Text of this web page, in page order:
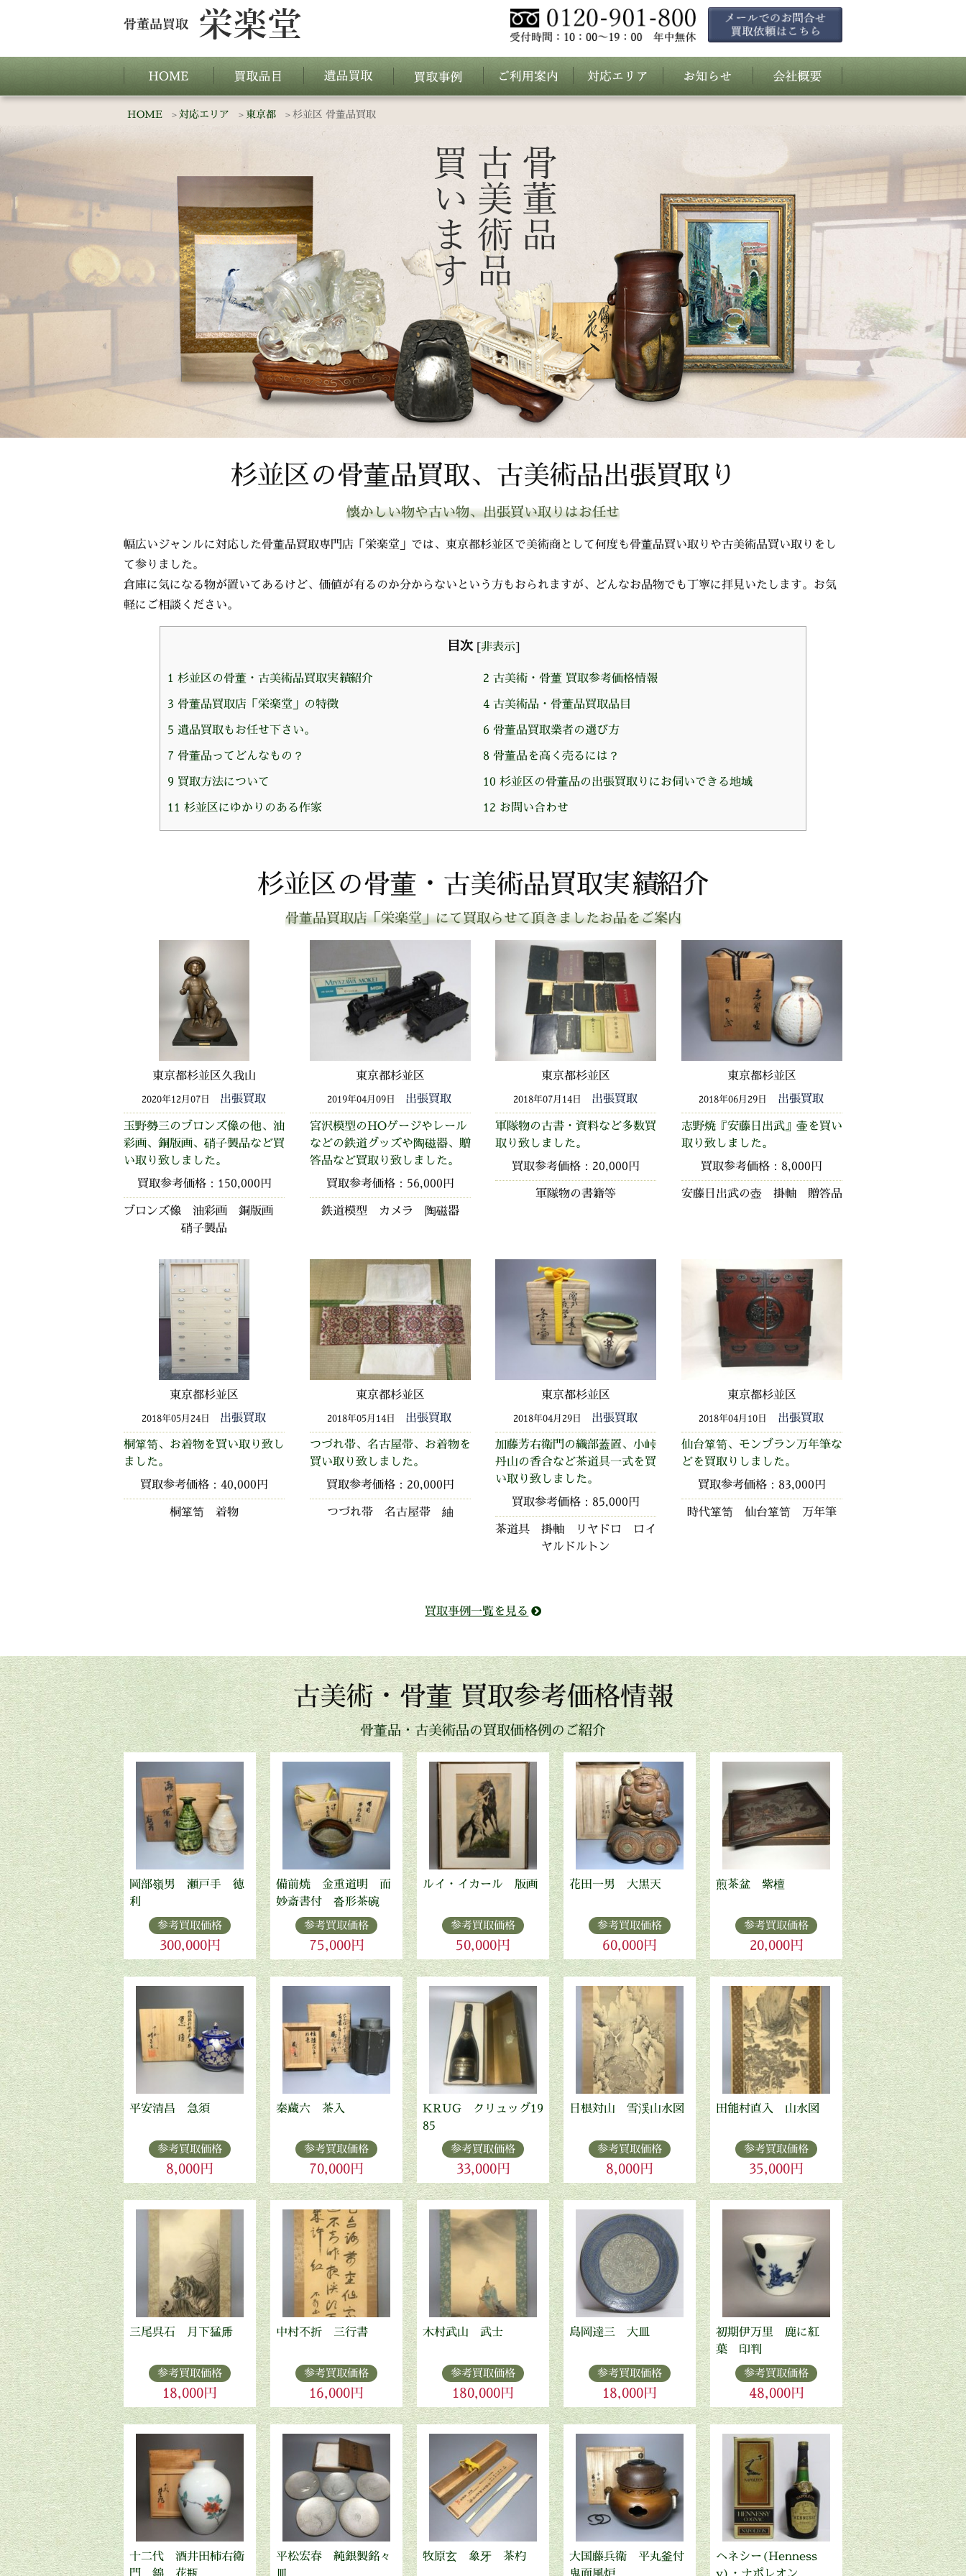
HOME 対応エリア 東京都 杉並区 骨董品買取
杉並区の骨董品買取、古美術品出張買取り
懐かしい物や古い物、出張買い取りはお任せ
幅広いジャンルに対応した骨董品買取専門店「栄楽堂」では、東京都杉並区で美術商として何度も骨董品買い取りや古美術品買い取りをし
て参りました。
倉庫に気になる物が置いてあるけど、価値が有るのか分からないという方もおられますが、どんなお品物でも丁寧に拝見いたします。お気
軽にご相談ください。
目次 [非表示]
1 杉並区の骨董・古美術品買取実績紹介 2 古美術・骨董 買取参考価格情報
3 骨董品買取店「栄楽堂」の特徴 4古美術品・骨董品買取品目
5 遺品買取もお任せ下さい。 6 骨董品買取業者の選び方
7 骨董品ってどんなもの？ 8骨董品を高く売るには？
9 買取方法について 10 杉並区の骨董品の出張買取りにお伺いできる地域
11 杉並区にゆかりのある作家 12 お問い合わせ
杉並区の骨董・古美術品買取実績紹介
骨董品買取店「栄楽堂」にて買取らせて頂きましたお品をご案内
東京都杉並区久我山
2020年12月07日
出張買取
玉野勢三のブロンズ像の他、油
彩画、銅版画、硝子製品など買
い取り致しました。
買取参考価格：150,000円
ブロンズ像 油彩画 銅版画
硝子製品
東京都杉並区
2019年04月09日
出張買取
宮沢模型のHOゲージやレール
などの鉄道グッズや陶磁器、贈
答品など買取り致しました。
買取参考価格：56,000円
鉄道模型 カメラ 陶磁器
東京都杉並区
2018年07月14日
出張買取
軍隊物の古書・資料など多数買
取り致しました。
買取参考価格：20,000円
軍隊物の書籍等
東京都杉並区
2018年06月29日
出張買取
志野焼『安藤日出武』壷を買い
取り致しました。
買取参考価格：8,000円
安藤日出武の壺 掛軸 贈答品
東京都杉並区
2018年05月24日
出張買取
桐箪笥、お着物を買い取り致し
ました。
買取参考価格：40,000円
桐箪笥 着物
東京都杉並区
2018年05月14日
出張買取
つづれ帯、名古屋帯、お着物を
買い取り致しました。
買取参考価格：20,000円
つづれ帯 名古屋帯 紬
東京都杉並区
2018年04月29日
出張買取
加藤芳右衛門の織部蓋置、小峠
丹山の香合など茶道具一式を買
い取り致しました。
買取参考価格：85,000円
茶道具 掛軸 リヤドロ ロイ
ヤルドルトン
東京都杉並区
2018年04月10日
出張買取
仙台箪笥、モンブラン万年筆な
どを買取りしました。
買取参考価格：83,000円
時代箪笥 仙台箪笥 万年筆
買取事例一覧を見る
古美術・骨董 買取参考価格情報
骨董品・古美術品の買取価格例のご紹介
岡部嶺男 瀬戸手 徳
利
参考買取価格
300,000円
備前焼 金重道明 而
妙斎書付 沓形茶碗
参考買取価格
75,000円
ルイ・イカール 版画
参考買取価格
50,000円
花田一男 大黒天
参考買取価格
60,000円
煎茶盆 紫檀
参考買取価格
20,000円
平安清昌 急須
参考買取価格
8,000円
秦蔵六 茶入
参考買取価格
70,000円
KRUG クリュッグ19
85
参考買取価格
33,000円
日根対山 雪渓山水図
参考買取価格
8,000円
田能村直入 山水図
参考買取価格
35,000円
三尾呉石 月下猛乕
参考買取価格
18,000円
中村不折 三行書
参考買取価格
16,000円
木村武山 武士
参考買取価格
180,000円
島岡達三 大皿
参考買取価格
18,000円
初期伊万里 鹿に紅
葉 印判
参考買取価格
48,000円
十二代 酒井田柿右衛
平松宏春 純銀製銘々
牧原玄 象牙 茶杓
大国藤兵衛 平丸釜付
ヘネシー(Henness